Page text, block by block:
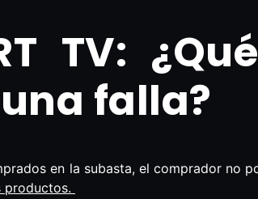
TV:
falla?
en la subasta, el comprador no
productos.